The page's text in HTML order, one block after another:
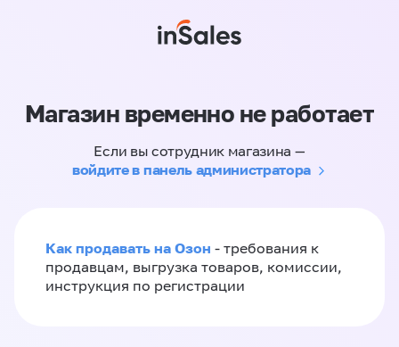
Магазин временно не работает
Если вы сотрудник магазина —
войдите в панель администратора
Как продавать на Озон - требования к
продавцам, выгрузка товаров, комиссии,
инструкция по регистрации